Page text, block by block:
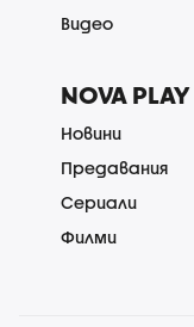
Видео
NOVA PLAY
Новини
Предавания
Сериали
Филми